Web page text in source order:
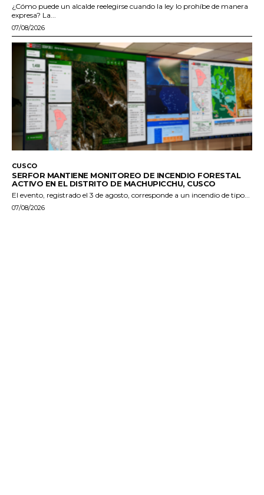
¿Cómo puede un alcalde reelegirse cuando la ley lo prohíbe de manera
expresa? La...
07/08/2026
CUSCO
SERFOR MANTIENE MONITOREO DE INCENDIO FORESTAL
ACTIVO EN EL DISTRITO DE MACHUPICCHU, CUSCO
El evento, registrado el 3 de agosto, corresponde a un incendio de tipo...
07/08/2026